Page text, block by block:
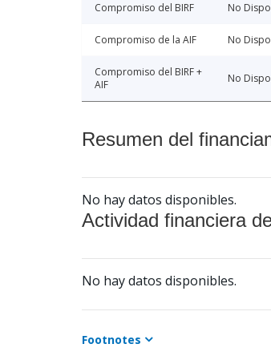
Compromiso del BIRF No
Compromiso de la AIF No
Compromiso del BIRF +
AIF
No
Resumen del
No hay datos disponibles.
Actividad financiera
No hay datos disponibles.
Footnotes